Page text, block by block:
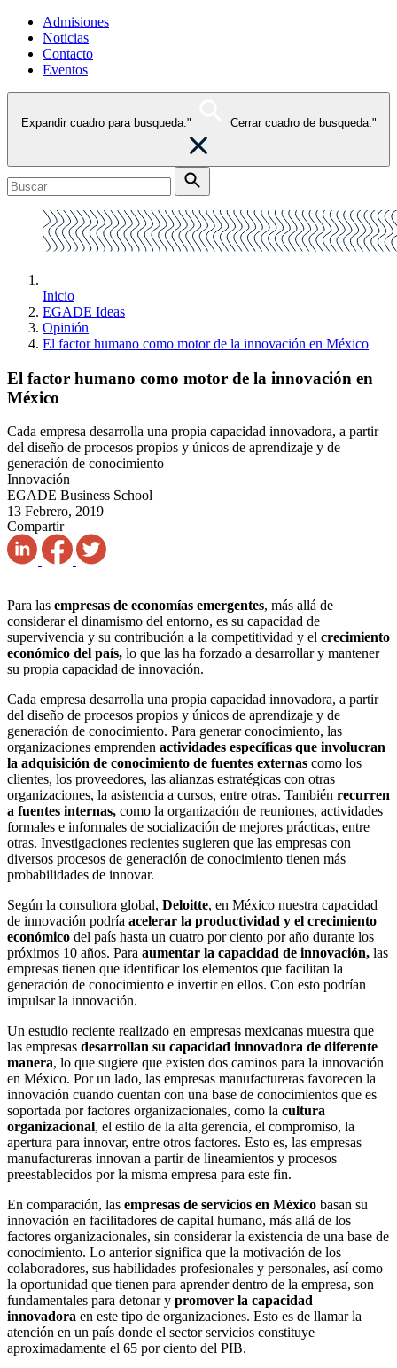
Admisiones
Noticias
Contacto
Eventos
Expandir cuadro para busqueda." Cerrar cuadro de busqueda."
Inicio
EGADE Ideas
Opinión
El factor humano como motor de la innovación en México
El factor humano como motor de la innovación en
México
Cada empresa desarrolla una propia capacidad innovadora, a partir
del diseño de procesos propios y únicos de aprendizaje y de
generación de conocimiento
Innovación
EGADE Business School
13 Febrero, 2019
Compartir
Para las empresas de economías emergentes, más allá de
considerar el dinamismo del entorno, es su capacidad de
supervivencia y su contribución a la competitividad y el crecimiento
económico del país, lo que las ha forzado a desarrollar y mantener
su propia capacidad de innovación.
Cada empresa desarrolla una propia capacidad innovadora, a partir
del diseño de procesos propios y únicos de aprendizaje y de
generación de conocimiento. Para generar conocimiento, las
organizaciones emprenden actividades específicas que involucran
la adquisición de conocimiento de fuentes externas como los
clientes, los proveedores, las alianzas estratégicas con otras
organizaciones, la asistencia a cursos, entre otras. También recurren
a fuentes internas, como la organización de reuniones, actividades
formales e informales de socialización de mejores prácticas, entre
otras. Investigaciones recientes sugieren que las empresas con
diversos procesos de generación de conocimiento tienen más
probabilidades de innovar.
Según la consultora global, Deloitte, en México nuestra capacidad
de innovación podría acelerar la productividad y el crecimiento
económico del país hasta un cuatro por ciento por año durante los
próximos 10 años. Para aumentar la capacidad de innovación, las
empresas tienen que identificar los elementos que facilitan la
generación de conocimiento e invertir en ellos. Con esto podrían
impulsar la innovación.
Un estudio reciente realizado en empresas mexicanas muestra que
las empresas desarrollan su capacidad innovadora de diferente
manera, lo que sugiere que existen dos caminos para la innovación
en México. Por un lado, las empresas manufactureras favorecen la
innovación cuando cuentan con una base de conocimientos que es
soportada por factores organizacionales, como la cultura
organizacional, el estilo de la alta gerencia, el compromiso, la
apertura para innovar, entre otros factores. Esto es, las empresas
manufactureras innovan a partir de lineamientos y procesos
preestablecidos por la misma empresa para este fin.
En comparación, las empresas de servicios en México basan su
innovación en facilitadores de capital humano, más allá de los
factores organizacionales, sin considerar la existencia de una base de
conocimiento. Lo anterior significa que la motivación de los
colaboradores, sus habilidades profesionales y personales, así como
la oportunidad que tienen para aprender dentro de la empresa, son
fundamentales para detonar y promover la capacidad
innovadora en este tipo de organizaciones. Esto es de llamar la
atención en un país donde el sector servicios constituye
aproximadamente el 65 por ciento del PIB.